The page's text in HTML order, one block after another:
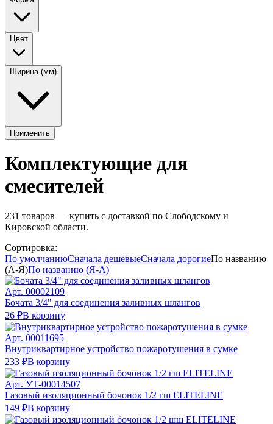
Цвет
Ширина (мм)
Применить
Комплектующие для
смесителей
231 товаров — купить с доставкой по Слободскому и
Кировской области.
Сортировка:
По умолчаниюСначала дешёвыеСначала дорогиеПо названию
(А-Я)По названию (Я-А)
Арт. 00002109
Бочата 3/4" для соединения заливных шлангов
26 ₽В корзину
Арт. 00011695
Внутриквартирное устройство пожаротушения в сумке
233 ₽В корзину
Арт. УТ-00014507
Газовый изоляционный бочонок 1/2 гш ELITELINE
149 ₽В корзину